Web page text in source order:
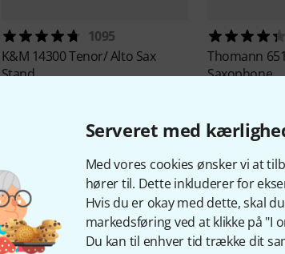
Serveret med
Med vores cookies ønsker vi at
hører til. Dette inkluderer for
Hvis du er okay med dette, skal
markedsføring ved at klikke på "I
Du kan til enhver tid trække dit
1095
K&M 14300 Tenor/ Alto Sax
Stand
Thomann
Saxophone